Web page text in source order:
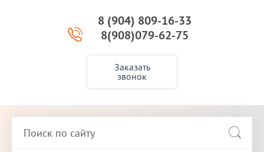
8 (904) 809-16-33
8(908)079-62-75
Заказать
звонок